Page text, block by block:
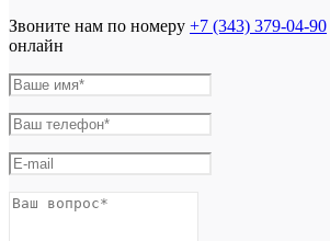
Звоните нам по номеру +7 (343) 379-04-90
онлайн